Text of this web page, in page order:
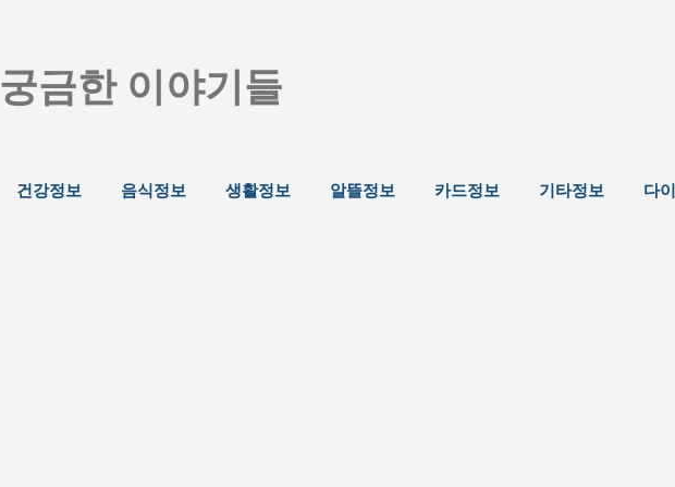
궁금한 이야기들
건강정보 음식정보 생활정보 알뜰정보 카드정보 기타정보 다